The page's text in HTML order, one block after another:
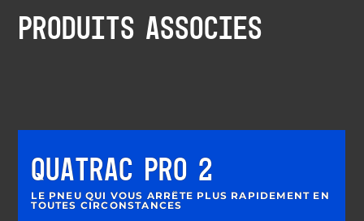
PRODUITS ASSOCIÉS
QUATRAC PRO 2
LE PNEU QUI VOUS ARRÊTE PLUS RAPIDEMENT EN
TOUTES CIRCONSTANCES